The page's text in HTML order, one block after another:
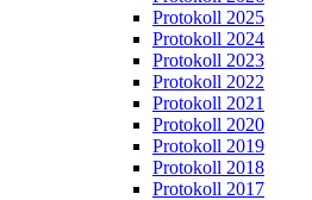
Protokoll 2025
Protokoll 2024
Protokoll 2023
Protokoll 2022
Protokoll 2021
Protokoll 2020
Protokoll 2019
Protokoll 2018
Protokoll 2017